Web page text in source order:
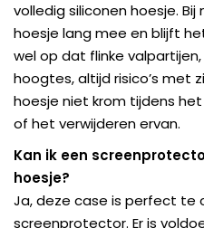
volledig siliconen hoesje.
hoesje lang mee en blijft
wel op dat flinke
hoogtes, altijd risico’s met
hoesje niet krom tijdens
of het verwijderen ervan.
Kan ik een
hoesje?
Ja, deze case is perfect te
screenprotector. Er is